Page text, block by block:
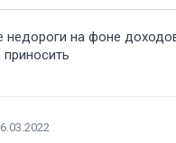
на фоне